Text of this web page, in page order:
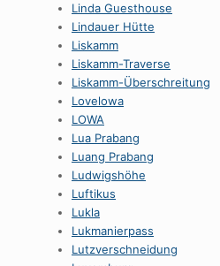
Linda Guesthouse
Lindauer Hütte
Liskamm
Liskamm-Traverse
Liskamm-Überschreitung
Lovelowa
LOWA
Lua Prabang
Luang Prabang
Ludwigshöhe
Luftikus
Lukla
Lukmanierpass
Lutzverschneidung